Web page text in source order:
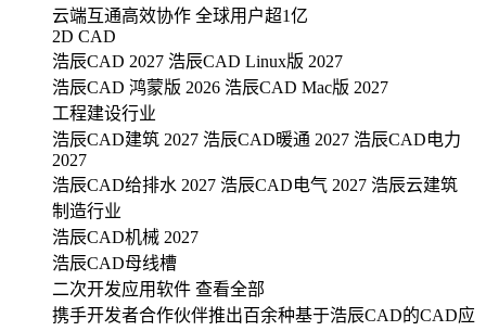
云端互通高效协作 全球用户超1亿
2D CAD
浩辰CAD 2027 浩辰CAD Linux版 2027
浩辰CAD 鸿蒙版 2026 浩辰CAD Mac版 2027
工程建设行业
浩辰CAD建筑 2027 浩辰CAD暖通 2027 浩辰CAD电力
2027
浩辰CAD给排水 2027 浩辰CAD电气 2027 浩辰云建筑
制造行业
浩辰CAD机械 2027
浩辰CAD母线槽
二次开发应用软件 查看全部
携手开发者合作伙伴推出百余种基于浩辰CAD的CAD应